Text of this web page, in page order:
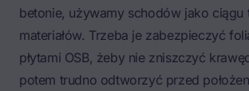
betonie, używamy schodów jako ciągu
materiałów. Trzeba je zabezpieczyć
płytami OSB, żeby nie zniszczyć
potem trudno odtworzyć przed